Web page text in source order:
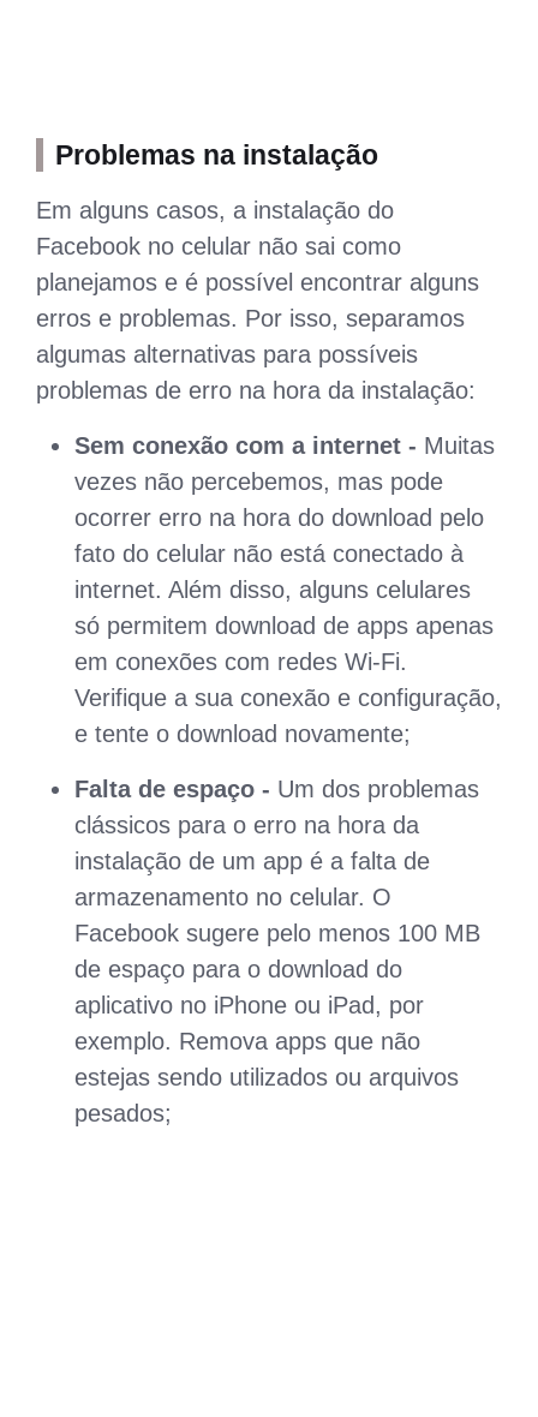
Problemas na instalação
Em alguns casos, a instalação do
Facebook no celular não sai como
planejamos e é possível encontrar alguns
erros e problemas. Por isso, separamos
algumas alternativas para possíveis
problemas de erro na hora da instalação:
Sem conexão com a internet - Muitas
vezes não percebemos, mas pode
ocorrer erro na hora do download pelo
fato do celular não está conectado à
internet. Além disso, alguns celulares
só permitem download de apps apenas
em conexões com redes Wi-Fi.
Verifique a sua conexão e configuração,
e tente o download novamente;
Falta de espaço - Um dos problemas
clássicos para o erro na hora da
instalação de um app é a falta de
armazenamento no celular. O
Facebook sugere pelo menos 100 MB
de espaço para o download do
aplicativo no iPhone ou iPad, por
exemplo. Remova apps que não
estejas sendo utilizados ou arquivos
pesados;